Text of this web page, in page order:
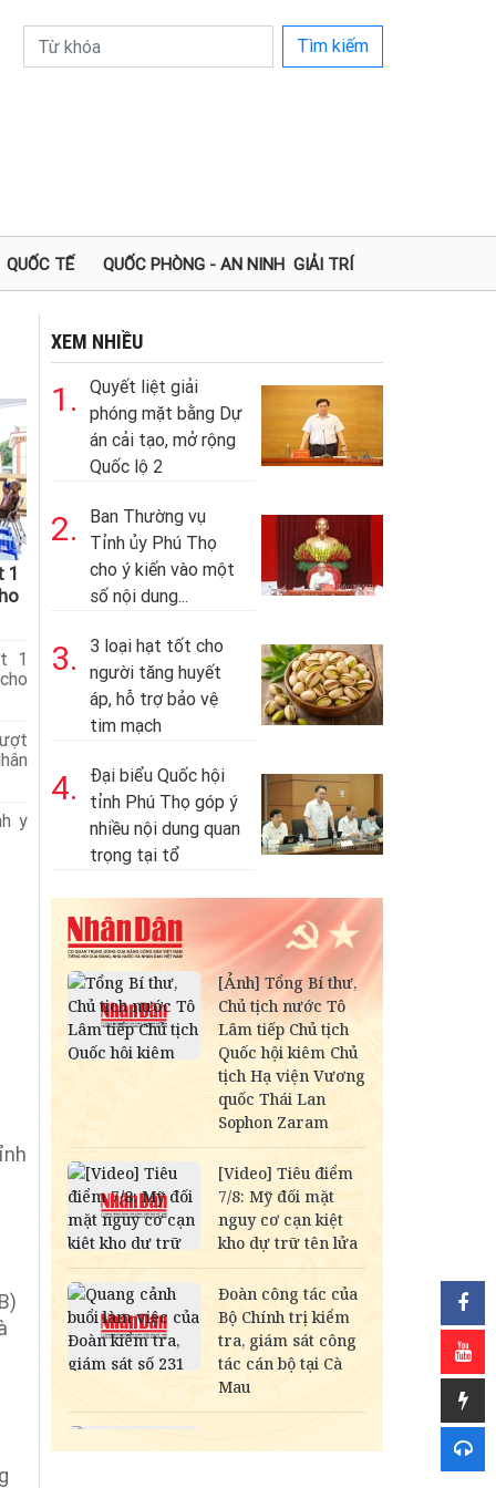
Tìm kiếm
QUỐC TẾ QUỐC PHÒNG - AN NINH GIẢI TRÍ
1
1
y
XEM NHIỀU
1.
Quyết liệt giải
phóng mặt bằng Dự
án cải tạo, mở rộng
Quốc lộ 2
2.
Ban Thường vụ
Tỉnh ủy Phú Thọ
cho ý kiến vào một
số nội dung...
3.
3 loại hạt tốt cho
người tăng huyết
áp, hỗ trợ bảo vệ
tim mạch
4.
Đại biểu Quốc hội
tỉnh Phú Thọ góp ý
nhiều nội dung quan
trọng tại tổ